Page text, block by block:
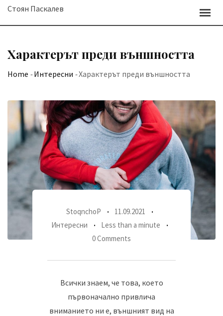
SkipСтоян Паскалев
Характерът преди външността
Home -Интересни -Характерът преди външността
StoqnchoP
11.09.2021
Интересни
Less than a minute
0 Comments
Всички знаем, че това, което
първоначално привлича
вниманието ни е, външният вид на